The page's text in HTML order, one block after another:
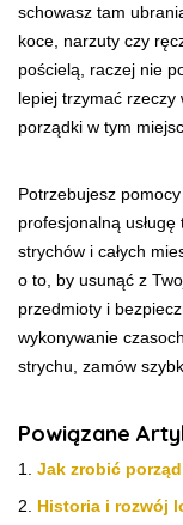
schowasz tam
koce, narzuty czy
pościelą, raczej nie
lepiej trzymać
porządki w tym
Potrzebujesz
profesjonalną
strychów i całych
o to, by usunąć z
przedmioty i
wykonywanie
strychu, zamów
Powiązane
Jak zrobić
Historia i rozwój